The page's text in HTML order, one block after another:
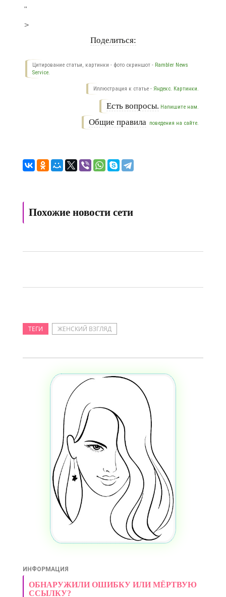
"
>
Поделиться:
Цитирование статьи, картинки - фото скриншот - Rambler News
Service.
Иллюстрация к статье - Яндекс. Картинки.
Есть вопросы. Напишите нам.
Общие правила поведения на сайте.
Похожие новости сети
ТЕГИ ЖЕНСКИЙ ВЗГЛЯД
ИНФОРМАЦИЯ
ОБНАРУЖИЛИ ОШИБКУ ИЛИ МЁРТВУЮ
ССЫЛКУ?